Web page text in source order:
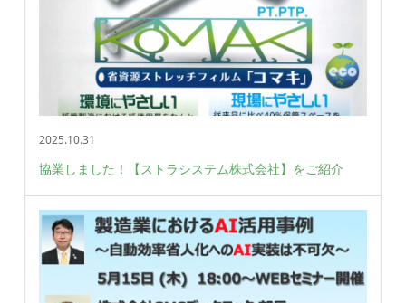
2025.10.31
協業しました！【ストラシステム株式会社】をご紹介